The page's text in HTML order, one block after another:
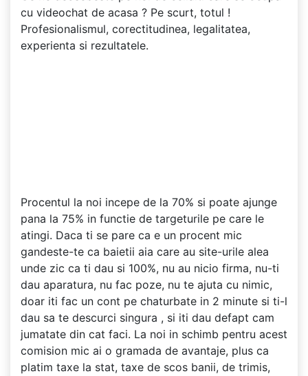
cu videochat de acasa ? Pe scurt, totul !
Profesionalismul, corectitudinea, legalitatea,
experienta si rezultatele.
Procentul la noi incepe de la 70% si poate ajunge
pana la 75% in functie de targeturile pe care le
atingi. Daca ti se pare ca e un procent mic
gandeste-te ca baietii aia care au site-urile alea
unde zic ca ti dau si 100%, nu au nicio firma, nu-ti
dau aparatura, nu fac poze, nu te ajuta cu nimic,
doar iti fac un cont pe chaturbate in 2 minute si ti-l
dau sa te descurci singura , si iti dau defapt cam
jumatate din cat faci. La noi in schimb pentru acest
comision mic ai o gramada de avantaje, plus ca
platim taxe la stat, taxe de scos banii, de trimis,